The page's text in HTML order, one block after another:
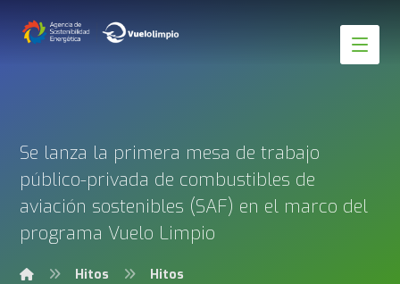
Se lanza la primera mesa de trabajo
público-privada de combustibles de
aviación sostenibles (SAF) en el marco del
programa Vuelo Limpio
Hitos Hitos